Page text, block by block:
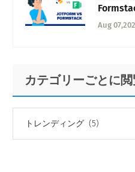
高度な比
Aug
カテゴリーごとに
ゴ